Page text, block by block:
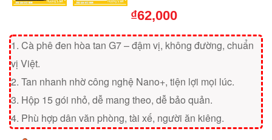
₫62,000
1. Cà phê đen hòa tan G7 – đậm vị, không đường, chuẩn
vị Việt.
2. Tan nhanh nhờ công nghệ Nano+, tiện lợi mọi lúc.
3. Hộp 15 gói nhỏ, dễ mang theo, dễ bảo quản.
4. Phù hợp dân văn phòng, tài xế, người ăn kiêng.